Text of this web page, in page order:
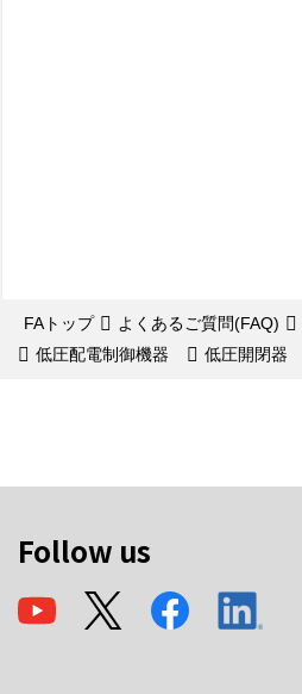
FAトップ よくあるご質問(FAQ)
低圧配電制御機器
低圧開閉器
Follow us